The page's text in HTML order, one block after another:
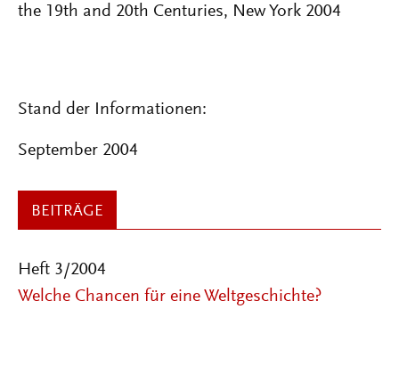
the 19th and 20th Centuries, New York 2004
Stand der Informationen:
September 2004
BEITRÄGE
Heft 3/2004
Welche Chancen für eine Weltgeschichte?